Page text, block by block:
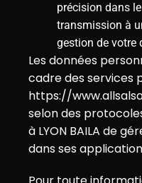
précision dans
transmission à
gestion de votre
Les données
cadre des services
https://
selon des
à LYON BAILA de
dans ses